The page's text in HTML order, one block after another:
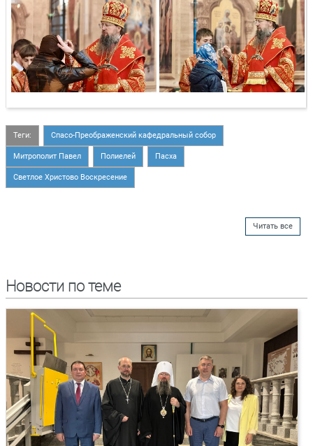
Теги: Спасо-Преображенский кафедральный собор
Митрополит Павел Полиелей Пасха
Светлое Христово Воскресение
Читать все
Новости по теме